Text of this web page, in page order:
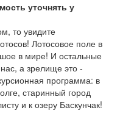
уточнять у
то увидите
Лотосовое поле в
в мире! И остальные
а зрелище это -
программа: в
старинный город
и к озеру Баскунчак!